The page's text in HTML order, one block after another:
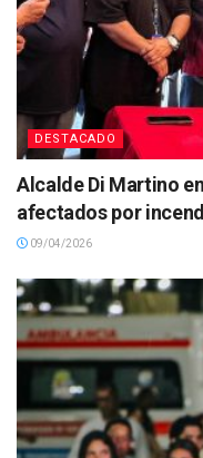
DESTACADO
Alcalde Di Martino
afectados por
09/04/2026